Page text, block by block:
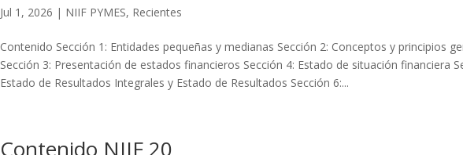
Jul 1, 2026 | NIIF PYMES, Recientes
Contenido Sección 1: Entidades pequeñas y medianas Sección 2: Conceptos y principios
Sección 3: Presentación de estados financieros Sección 4: Estado de situación financiera
Estado de Resultados Integrales y Estado de Resultados Sección 6:...
Contenido NIIF 20